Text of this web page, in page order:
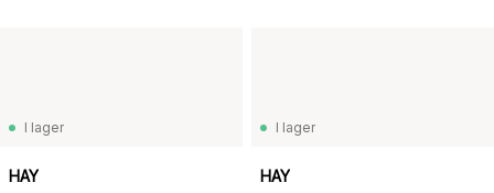
I lager
HAY
I lager
HAY